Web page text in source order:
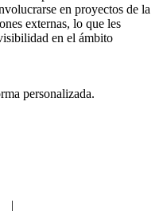
en proyectos de la
externas, lo que les
en el ámbito
personalizada.
|